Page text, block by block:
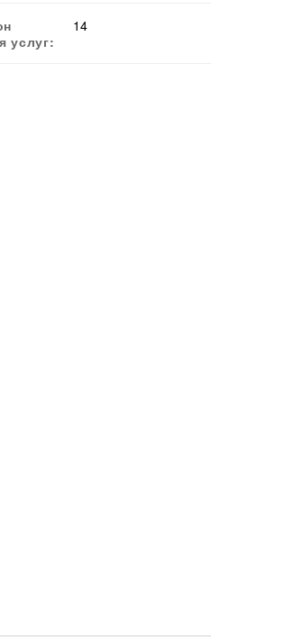
услуг:
14